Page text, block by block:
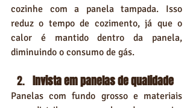
cozinhe com a panela tampada. Isso
reduz o tempo de cozimento, já que o
calor é mantido dentro da panela,
diminuindo o consumo de gás.
Invista em panelas de qualidade
Panelas com fundo grosso e materiais